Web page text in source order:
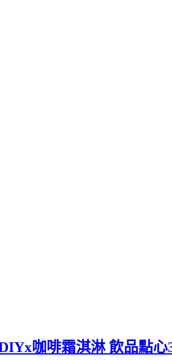
咖啡霜淇淋 飲品點